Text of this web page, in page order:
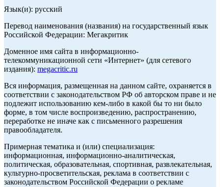
Язык(и): русский
Перевод наименования (названия) на государственный язык
Российской Федерации: Мегакритик
Доменное имя сайта в информационно-
телекоммуникационной сети «Интернет» (для сетевого
издания): megacritic.ru
Вся информация, размещенная на данном сайте, охраняется в
соответствии с законодательством РФ об авторском праве и не
подлежит использованию кем-либо в какой бы то ни было
форме, в том числе воспроизведению, распространению,
переработке не иначе как с письменного разрешения
правообладателя.
Примерная тематика и (или) специализация:
информационная, информационно-аналитическая,
политическая, образовательная, спортивная, развлекательная,
культурно-просветительская, реклама в соответствии с
законодательством Российской Федерации о рекламе